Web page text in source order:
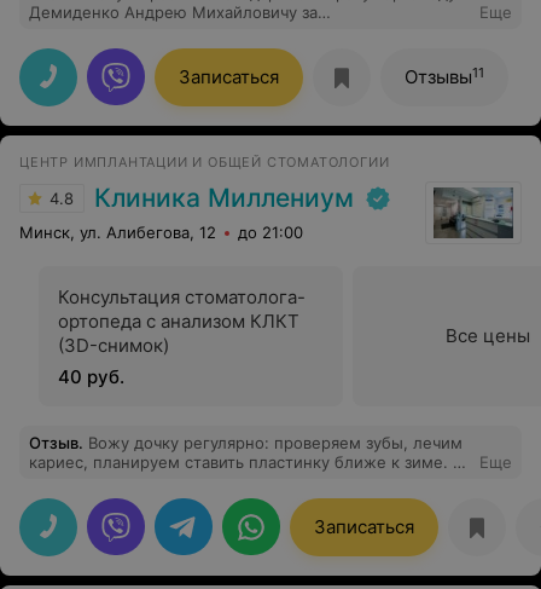
Демиденко Андрею Михайловичу за
человек на своем месте.Спасибо большое за
прекрасное отношение и отличную работу. Желаю вам
успехов в дальнейшей работе, адекватных клиентов и
профессионального роста.
Еще
Записаться Отзывы11
ЦЕНТР ИМПЛАНТАЦИИ И ОБЩЕЙ СТОМАТОЛОГИИ
4.8 Клиника Миллениум
Минск, ул. Алибегова, 12 до 21:00
Консультация стоматолога-
ортопеда с анализом КЛКТ
(3D-снимок)
40 руб.
Все цены
Отзыв. Вожу дочку регулярно: проверяем зубы, лечим
кариес, планируем ставить пластинку ближе к зиме. За
плакал, не боялся, а наоборот ждала, когда уже
полечат и какой же подарок ей подарят) С мужем
также являемся постоянными пациентами и
рекомендуем "Миллениум" всем друзьям/
родственникам. Все доктора, у кого довелось
Еще
Записаться